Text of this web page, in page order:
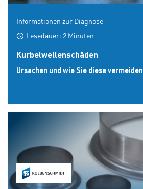
Informationen zur Diagnose
Lesedauer: 2 Minuten
Kurbelwellenschäden
Ursachen und wie Sie diese vermeiden